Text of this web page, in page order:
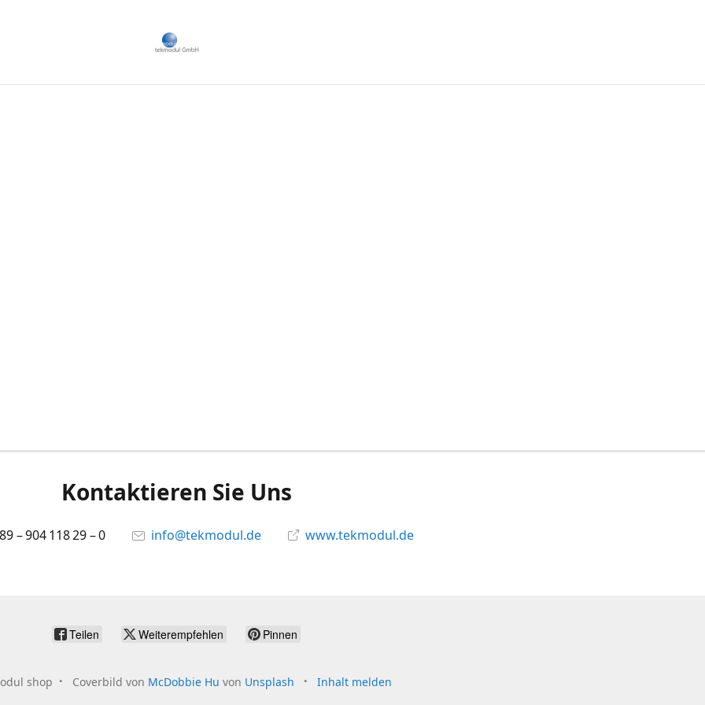
Kontaktieren Sie Uns
– 904 118 29 – 0 info@tekmodul.de www.tekmodul.de
Teilen Weiterempfehlen Pinnen
shop Coverbild von McDobbie Hu von Unsplash Inhalt melden